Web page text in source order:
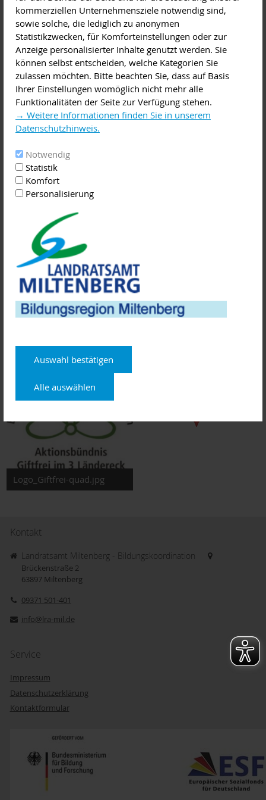
kommerziellen Unternehmensziele notwendig sind,
sowie solche, die lediglich zu anonymen
Statistikzwecken, für Komforteinstellungen oder zur
Anzeige personalisierter Inhalte genutzt werden. Sie
können selbst entscheiden, welche Kategorien Sie
zulassen möchten. Bitte beachten Sie, dass auf Basis
Ihrer Einstellungen womöglich nicht mehr alle
Funktionalitäten der Seite zur Verfügung stehen.
→ Weitere Informationen finden Sie in unserem
Datenschutzhinweis.
Notwendig
Statistik
Komfort
Personalisierung
Auswahl bestätigen
Alle auswählen
Diese Veranstaltung im iCal-Format speichern
Wussten Sie, dass ein Apfel durchschnittlich 31-mal mit
Pestiziden behandelt wird? Dass man auch im Flugzeug mit
den Giften in Kontakt kommen kann und dass neben der
Landwirtschaft der zweitgrößte Verbraucher von Herbiziden
in Deutschland die Deutsche Bahn ist? Pestizide werden
umfassend eingesetzt, über ihre Zusammensetzung wissen
wir jedoch wenig. Etwa vierzig Chemikalien, die von der WHO
als „wahrscheinlich krebserregend“ eingestuft wurden, sind
nach wie vor erlaubt. Ein Viertel der Pestizide auf dem Markt
sind Fälschungen mit ungewissem Inhalt. Johann Zaller,
Ökologie-Experte an der Wiener Universität für Bodenkultur,
erforscht seit Jahren Chemikalien und ihre Nebenwirkungen
für unsere Gesundheit und Umwelt. In seiner Forschung
beschäftigt er sich mit verschiedenen Aspekten der
Agrarökologie.
Der Vortrag findet in der Aula des Johannes-Butzbach-
Gymnasiums statt.
Der Eintritt ist frei, um Spenden wird gebeten.
In Kooperation mit dem Verein für Obstbau, Garten und
Wertheim.
Logo_Giftfrei-quad.jpg
Kontakt
Landratsamt Miltenberg - Bildungskoordination
Brückenstraße 2
63897 Miltenberg
09371 501-401
info@lra-mil.de
Service
Impressum
Datenschutzerklärung
Kontaktformular